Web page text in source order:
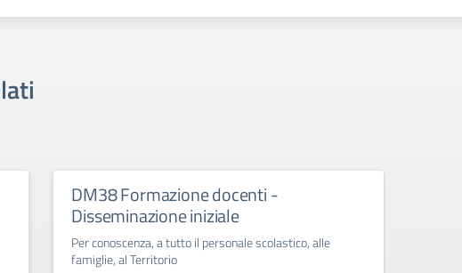
DM38 Formazione docenti -
Disseminazione iniziale
Per conoscenza, a tutto il personale scolastico, alle
famiglie, al Territorio